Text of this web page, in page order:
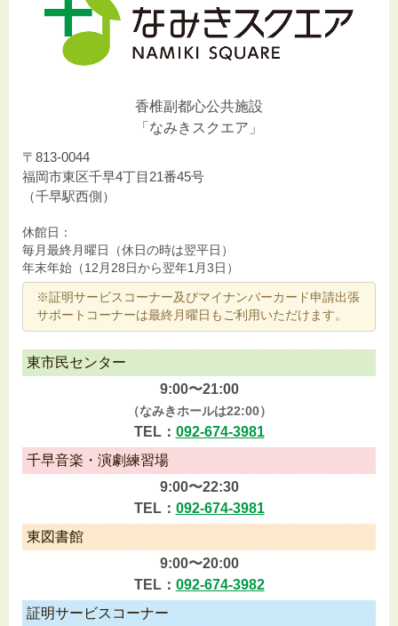
香椎副都心公共施設
「なみきスクエア」
〒813-0044
福岡市東区千早4丁目21番45号
（千早駅西側）
休館日：
毎月最終月曜日（休日の時は翌平日）
年末年始（12月28日から翌年1月3日）
※証明サービスコーナー及びマイナンバーカード申請出張
サポートコーナーは最終月曜日もご利用いただけます。
東市民センター
9:00〜21:00
（なみきホールは22:00）
TEL： 092-674-3981
千早音楽・演劇練習場
9:00〜22:30
TEL： 092-674-3981
東図書館
9:00〜20:00
TEL： 092-674-3982
証明サービスコーナー